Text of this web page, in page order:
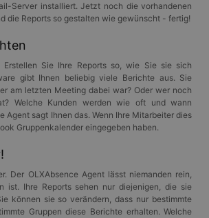
Server installiert. Jetzt noch die vorhandenen
die Reports so gestalten wie gewünscht - fertig!
Sie Ihre Reports so, wie Sie sie sich
gibt Ihnen beliebig viele Berichte aus. Sie
am letzten Meeting dabei war? Oder wer noch
Welche Kunden werden wie oft und wann
Agent sagt Ihnen das. Wenn Ihre Mitarbeiter dies
Gruppenkalender eingegeben haben.
Der OLXAbsence Agent lässt niemanden rein,
ist. Ihre Reports sehen nur diejenigen, die sie
können sie so verändern, dass nur bestimmte
Gruppen diese Berichte erhalten. Welche